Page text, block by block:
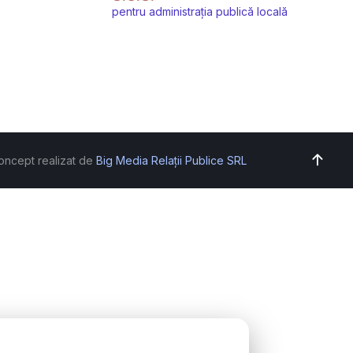
pentru administrația publică locală
realizat de Big Media Relații Publice SRL